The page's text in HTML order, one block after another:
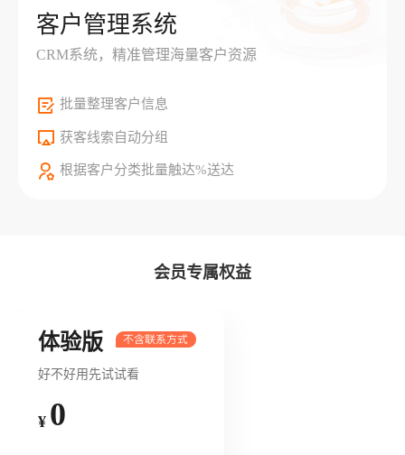
客户管理系统
CRM系统，精准管理海量客户资源
批量整理客户信息
获客线索自动分组
根据客户分类批量触达%送达
会员专属权益
体验版
好不好用先试试看
¥ 0